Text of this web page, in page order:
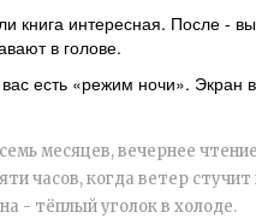
книга интересная. После -
в голове.
есть «режим ночи». Экран
месяцев, вечернее
часов, когда ветер
- тёплый уголок в холоде.